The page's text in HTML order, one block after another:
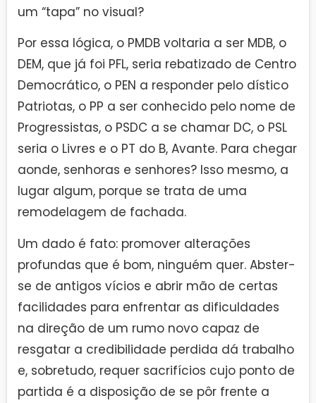
um “tapa” no visual?
Por essa lógica, o PMDB voltaria a ser MDB, o
DEM, que já foi PFL, seria rebatizado de Centro
Democrático, o PEN a responder pelo dístico
Patriotas, o PP a ser conhecido pelo nome de
Progressistas, o PSDC a se chamar DC, o PSL
seria o Livres e o PT do B, Avante. Para chegar
aonde, senhoras e senhores? Isso mesmo, a
lugar algum, porque se trata de uma
remodelagem de fachada.
Um dado é fato: promover alterações
profundas que é bom, ninguém quer. Abster-
se de antigos vícios e abrir mão de certas
facilidades para enfrentar as dificuldades
na direção de um rumo novo capaz de
resgatar a credibilidade perdida dá trabalho
e, sobretudo, requer sacrifícios cujo ponto de
partida é a disposição de se pôr frente a